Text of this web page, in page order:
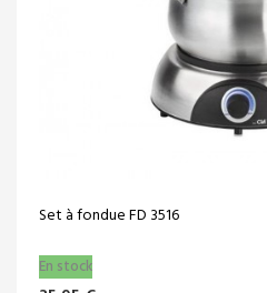
Set à fondue FD 3516
En stock